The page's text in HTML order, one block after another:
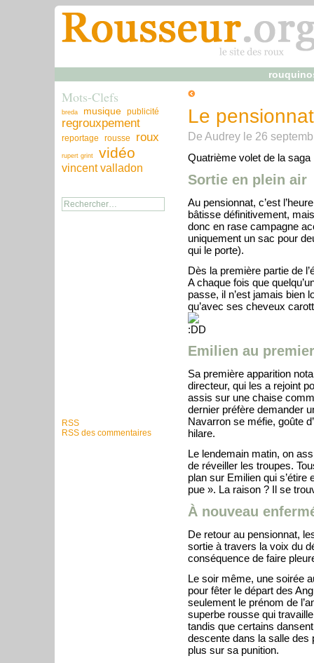
Mots-Clefs
breda musique publicité
regrouxpement
reportage rousse roux
rupert grint vidéo
vincent valladon
RSS
RSS des commentaires
Le
De Audreyle 26
Quatrième volet de la
Sortie en plein air
Au pensionnat, c’est
bâtisse définitivement,
donc en rase campagne
uniquement un sac pour
qui le porte).
Dès la première partie de
A chaque fois que
passe, il n’est jamais bien
qu’avec ses cheveux
Emilien au
Sa première apparition
directeur, qui les a rejoint
assis sur une chaise
dernier préfère demander
Navarron se méfie, goûte
hilare.
Le lendemain matin, on
de réveiller les troupes.
plan sur Emilien qui s’étire
pue ». La raison ? Il se
À nouveau
De retour au pensionnat,
sortie à travers la voix du
conséquence de faire
Le soir même, une soirée
pour fêter le départ des
seulement le prénom de
superbe rousse qui
tandis que certains
descente dans la salle des
plus sur sa punition.